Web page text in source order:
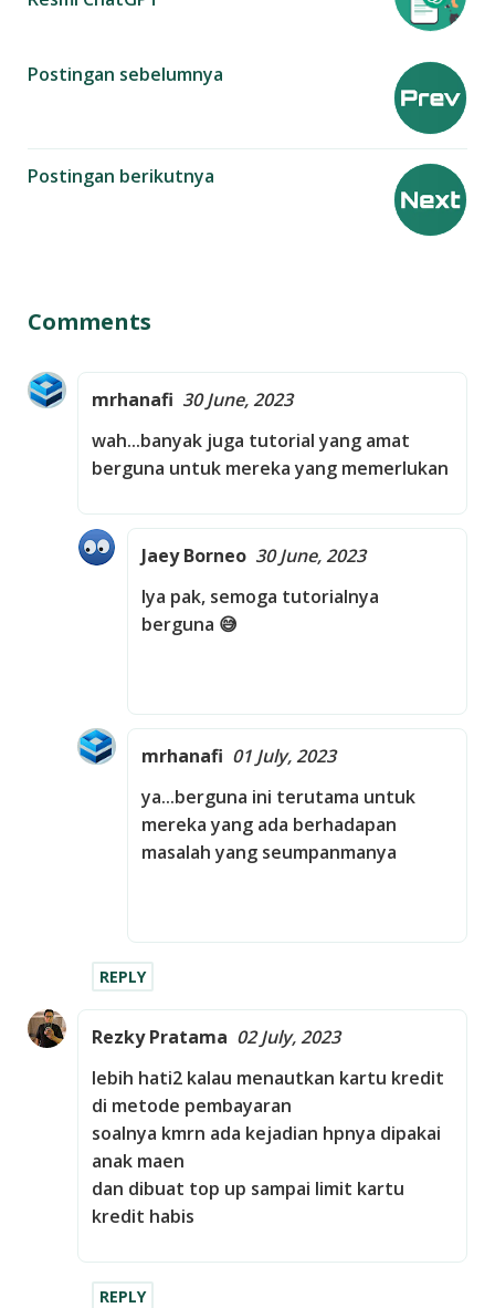
Postingan sebelumnya
Postingan berikutnya
Comments
mrhanafi 30 June, 2023
wah...banyak juga tutorial yang amat
berguna untuk mereka yang memerlukan
REPLY
Jaey Borneo 30 June, 2023
Iya pak, semoga tutorialnya
berguna 😅
mrhanafi 01 July, 2023
ya...berguna ini terutama untuk
mereka yang ada berhadapan
masalah yang seumpanmanya
Rezky Pratama 02 July, 2023
lebih hati2 kalau menautkan kartu kredit
di metode pembayaran
soalnya kmrn ada kejadian hpnya dipakai
anak maen
dan dibuat top up sampai limit kartu
kredit habis
REPLY